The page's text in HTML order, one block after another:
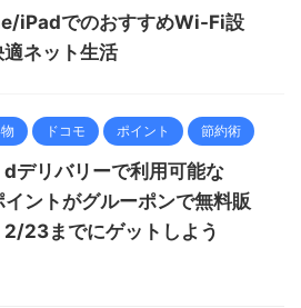
iPadでのおすすめWi-Fi設
適ネット生活
ドコモ ポイント 節約術
dデリバリーで利用可能な
ントがグルーポンで無料販
2/23までにゲットしよう